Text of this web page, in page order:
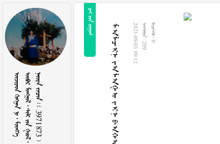
         3971873 
  
2021-09-03 09:12  209  0